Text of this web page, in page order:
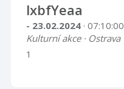
lxbfYeaa
- 23.02.2024 · 07:10:00
Kulturní akce · Ostrava
1